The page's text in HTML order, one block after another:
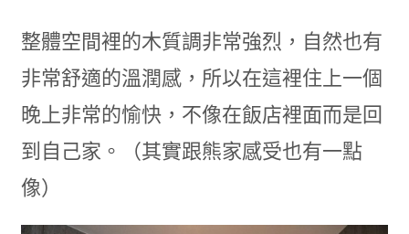
整體空間裡的木質調非常強烈，自然也有
非常舒適的溫潤感，所以在這裡住上一個
晚上非常的愉快，不像在飯店裡面而是回
到自己家。（其實跟熊家感受也有一點
像）